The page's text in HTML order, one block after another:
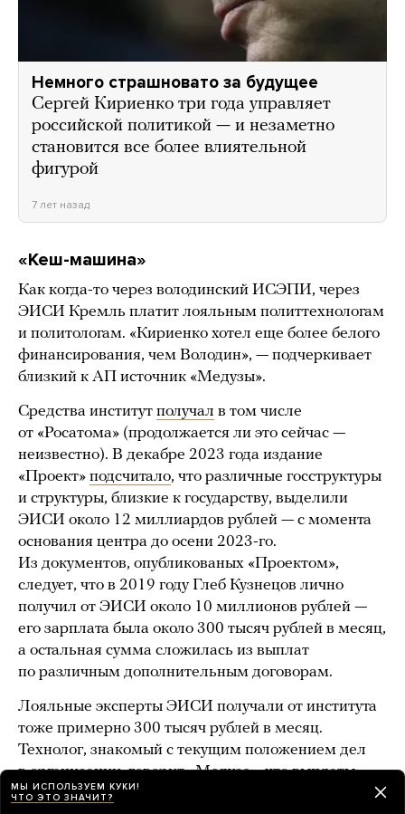
Немного страшновато за будущее
Сергей Кириенко три года управляет
российской политикой — и незаметно
становится все более влиятельной
фигурой
7 лет назад
«Кеш-машина»
Как когда-то через володинский ИСЭПИ, через
ЭИСИ Кремль платит лояльным политтехнологам
и политологам. «Кириенко хотел еще более белого
финансирования, чем Володин», — подчеркивает
близкий к АП источник «Медузы».
Средства институт получал в том числе
от «Росатома» (продолжается ли это сейчас —
неизвестно). В декабре 2023 года издание
«Проект» подсчитало, что различные госструктуры
и структуры, близкие к государству, выделили
ЭИСИ около 12 миллиардов рублей — с момента
основания центра до осени 2023-го.
Из документов, опубликованых «Проектом»,
следует, что в 2019 году Глеб Кузнецов лично
получил от ЭИСИ около 10 миллионов рублей —
его зарплата была около 300 тысяч рублей в месяц,
а остальная сумма сложилась из выплат
по различным дополнительным договорам.
Лояльные эксперты ЭИСИ получали от института
тоже примерно 300 тысяч рублей в месяц.
Технолог, знакомый с текущим положением дел
в организации, говорит «Медузе», что выплаты
им стали «побольше процентов на 20» из-за
МЫ ИСПОЛЬЗУЕМ КУКИ!
ЧТО ЭТО ЗНАЧИТ?